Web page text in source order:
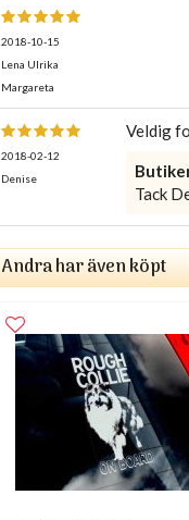
2018-10-15
Lena Ulrika
Margareta
2018-02-12
Denise
Veldig
Tack
Andra har även köpt